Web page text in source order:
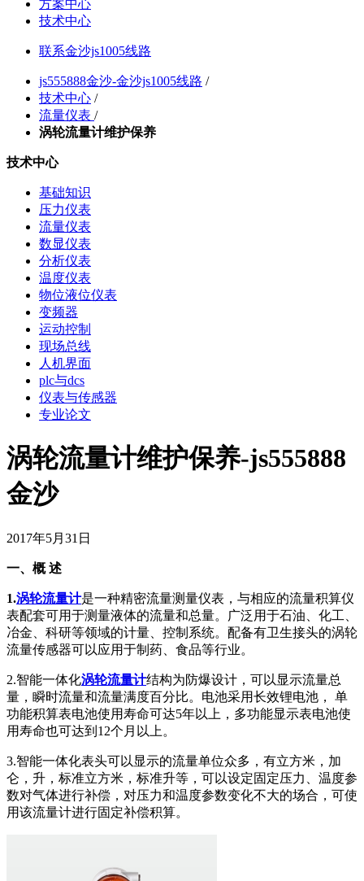
方案中心
技术中心
联系金沙js1005线路
js555888金沙-金沙js1005线路 /
技术中心 /
流量仪表 /
涡轮流量计维护保养
技术中心
基础知识
压力仪表
流量仪表
数显仪表
分析仪表
温度仪表
物位液位仪表
变频器
运动控制
现场总线
人机界面
plc与dcs
仪表与传感器
专业论文
涡轮流量计维护保养-js555888
金沙
2017年5月31日
一、概 述
1.涡轮流量计是一种精密流量测量仪表，与相应的流量积算仪
表配套可用于测量液体的流量和总量。广泛用于石油、化工、
冶金、科研等领域的计量、控制系统。配备有卫生接头的涡轮
流量传感器可以应用于制药、食品等行业。
2.智能一体化涡轮流量计结构为防爆设计，可以显示流量总
量，瞬时流量和流量满度百分比。电池采用长效锂电池， 单
功能积算表电池使用寿命可达5年以上，多功能显示表电池使
用寿命也可达到12个月以上。
3.智能一体化表头可以显示的流量单位众多，有立方米，加
仑，升，标准立方米，标准升等，可以设定固定压力、温度参
数对气体进行补偿，对压力和温度参数变化不大的场合，可使
用该流量计进行固定补偿积算。